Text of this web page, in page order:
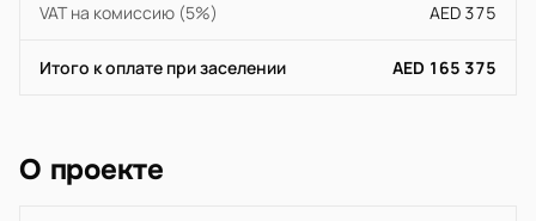
VAT на комиссию (5%) AED 375
Итого к оплате при заселении AED 165 375
О проекте